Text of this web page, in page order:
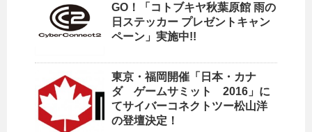
GO！「コトブキヤ秋葉原館 雨の
日ステッカー プレゼントキャン
ペーン」実施中!!
東京・福岡開催「日本・カナ
ダ ゲームサミット 2016」に
てサイバーコネクトツー松山洋
の登壇決定！